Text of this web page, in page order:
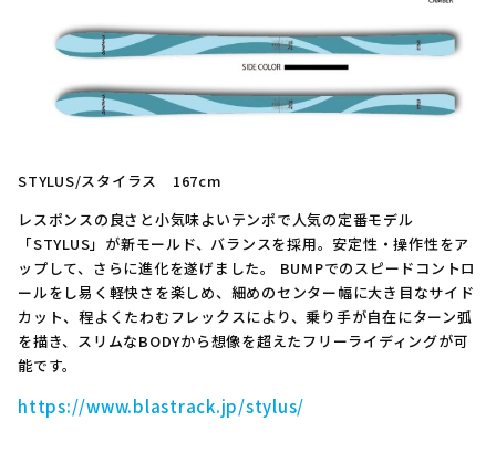
STYLUS/スタイラス 167cm
レスポンスの良さと小気味よいテンポで人気の定番モデル
「STYLUS」が新モールド、バランスを採用。安定性・操作性をア
ップして、さらに進化を遂げました。 BUMPでのスピードコントロ
ールをし易く軽快さを楽しめ、細めのセンター幅に大き目なサイド
カット、程よくたわむフレックスにより、乗り手が自在にターン弧
を描き、スリムなBODYから想像を超えたフリーライディングが可
能です。
https://www.blastrack.jp/stylus/